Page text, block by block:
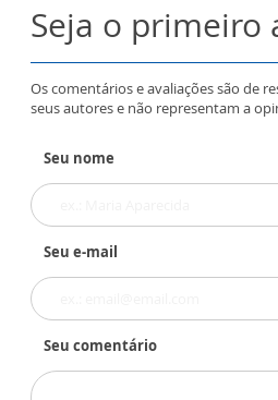
Seja o primeiro
Os comentários e avaliações são de
seus autores e não representam a
Seu nome
Seu e-mail
Seu comentário